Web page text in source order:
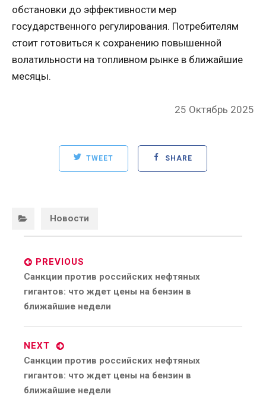
обстановки до эффективности мер
государственного регулирования. Потребителям
стоит готовиться к сохранению повышенной
волатильности на топливном рынке в ближайшие
месяцы.
Posted
25 Октябрь 2025
TWEET SHARE
Новости
navigation
PREVIOUS
Previous
post:
Санкции против российских нефтяных
гигантов: что ждет цены на бензин в
ближайшие недели
NEXT
Next
post:
Санкции против российских нефтяных
гигантов: что ждет цены на бензин в
ближайшие недели